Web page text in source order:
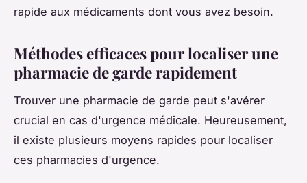
rapide aux médicaments dont vous avez besoin.
Méthodes efficaces pour localiser une
pharmacie de garde rapidement
Trouver une pharmacie de garde peut s'avérer
crucial en cas d'urgence médicale. Heureusement,
il existe plusieurs moyens rapides pour localiser
ces pharmacies d'urgence.